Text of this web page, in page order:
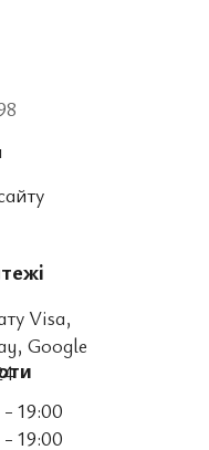
19:00
19:00